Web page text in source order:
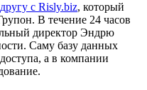
другу с Risly.biz, который
В течение 24 часов
директор Эндрю
Саму базу данных
а в компании